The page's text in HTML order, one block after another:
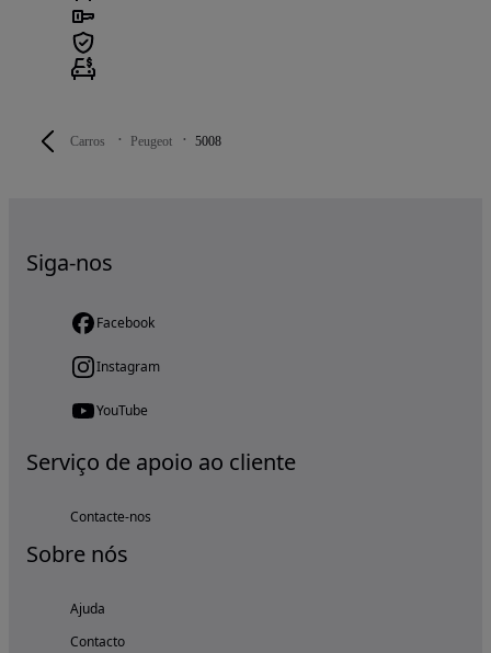
Carros Peugeot 5008
Siga-nos
Facebook
Instagram
YouTube
Serviço de apoio ao cliente
Contacte-nos
Sobre nós
Ajuda
Contacto